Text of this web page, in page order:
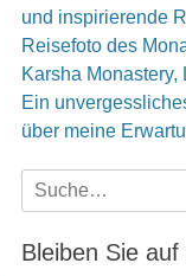
und inspirierende
Reisefoto des
Karsha Monastery,
Ein
über meine
Suche
nach:
Bleiben Sie